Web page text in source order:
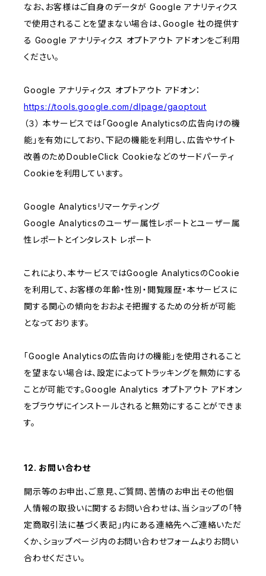
なお、お客様はご自身のデータが Google アナリティクス
で使用されることを望まない場合は、Google 社の提供す
る Google アナリティクス オプトアウト アドオンをご利用
ください。
Google アナリティクス オプトアウト アドオン：
https://tools.google.com/dlpage/gaoptout
（３） 本サービスでは「Google Analyticsの広告向けの機
能」を有効にしており、下記の機能を利用し、広告やサイト
改善のためDoubleClick Cookieなどのサードパーティ
Cookieを利用しています。
Google Analyticsリマーケティング
Google Analyticsのユーザー属性レポートとユーザー属
性レポートとインタレスト レポート
これにより、本サービスではGoogle AnalyticsのCookie
を利用して、お客様の年齢・性別・閲覧履歴・本サービスに
関する関心の傾向をおおよそ把握するための分析が可能
となっております。
「Google Analyticsの広告向けの機能」を使用されること
を望まない場合は、設定によってトラッキングを無効にする
ことが可能です。Google Analytics オプトアウト アドオン
をブラウザにインストールされると無効にすることができま
す。
12. お問い合わせ
開示等のお申出、ご意見、ご質問、苦情のお申出その他個
人情報の取扱いに関するお問い合わせは、当ショップの「特
定商取引法に基づく表記」内にある連絡先へご連絡いただ
くか、ショップページ内のお問い合わせフォームよりお問い
合わせください。